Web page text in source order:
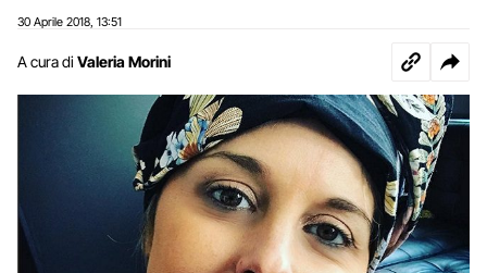
30 Aprile 2018 13:51
A cura di Valeria Morini